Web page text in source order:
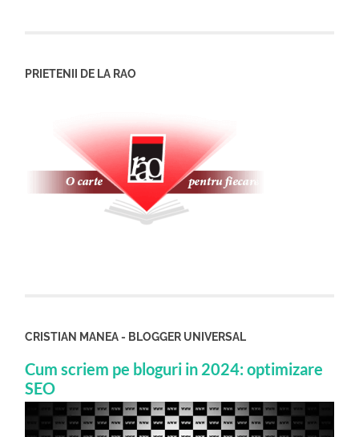
PRIETENII DE LA RAO
CRISTIAN MANEA - BLOGGER UNIVERSAL
Cum scriem pe bloguri in 2024: optimizare
SEO